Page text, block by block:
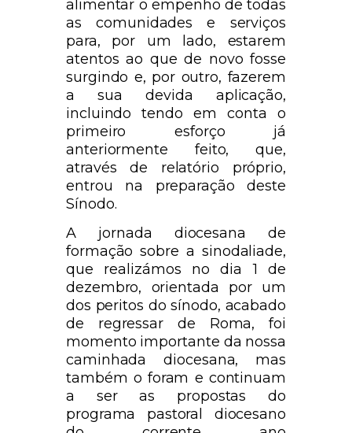
alimentar o empenho de todas
as comunidades e serviços
para, por um lado, estarem
atentos ao que de novo fosse
surgindo e, por outro, fazerem
a sua devida aplicação,
incluindo tendo em conta o
primeiro esforço já
anteriormente feito, que,
através de relatório próprio,
entrou na preparação deste
Sínodo.
A jornada diocesana de
formação sobre a sinodaliade,
que realizámos no dia 1 de
dezembro, orientada por um
dos peritos do sínodo, acabado
de regressar de Roma, foi
momento importante da nossa
caminhada diocesana, mas
também o foram e continuam
a ser as propostas do
programa pastoral diocesano